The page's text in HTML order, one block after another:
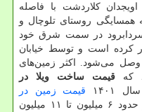
کلاردشت با فاصله
روستای تلوچال و
در سمت شرق خود
کرده است و توسط خیابان
وصل می‌شود. اکثر زمین‌های
که قیمت ساخت ویلا در
۱۴۰۱
قیمت زمین‌ در
چنانچه داخل بافت باشد، از حدود ۶ میلیون تا ۱۱ میلیون